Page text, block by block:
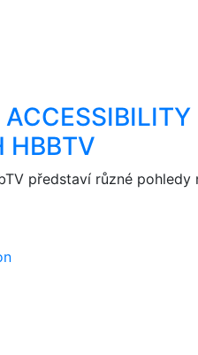
HBBTV
představí různé pohledy